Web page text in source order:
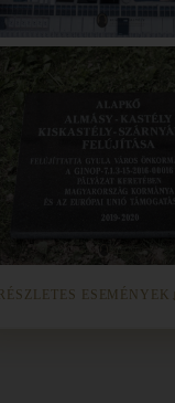
RÉSZLETES ESEMÉNYEK